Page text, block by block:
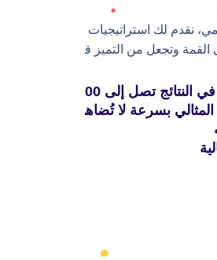
نقدم لك استراتيجيات تسويق مبتكرة
وتجعل من التميز قاعدة لك
تصل إلى 100%
بسرعة لا تُضاهي